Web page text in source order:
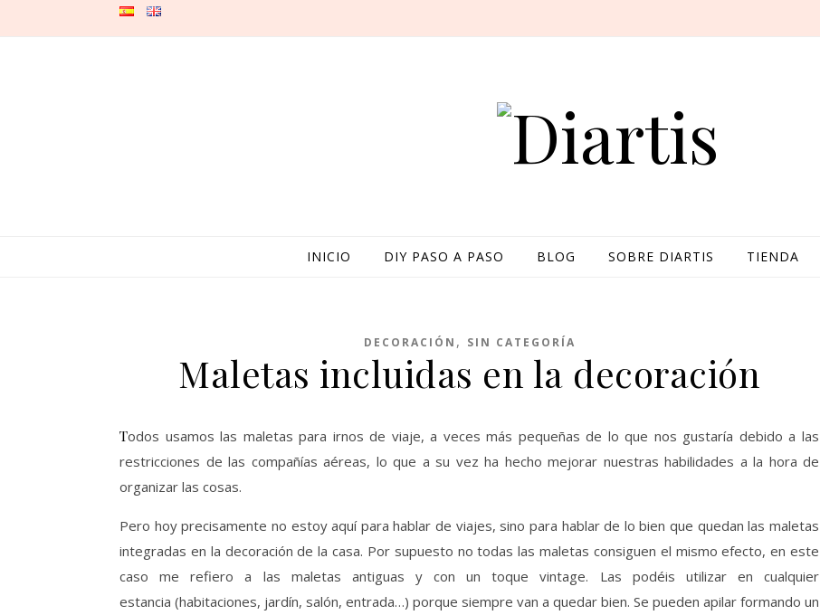
INICIO DIY PASO A PASO BLOG SOBRE DIARTIS TIENDA
DECORACIÓN , SIN CATEGORÍA
Maletas incluidas en la decoración
Todos usamos las maletas para irnos de viaje, a veces más pequeñas de lo que nos gustaría debido a las
restricciones de las compañías aéreas, lo que a su vez ha hecho mejorar nuestras habilidades a la hora de
organizar las cosas.
Pero hoy precisamente no estoy aquí para hablar de viajes, sino para hablar de lo bien que quedan las maletas
integradas en la decoración de la casa. Por supuesto no todas las maletas consiguen el mismo efecto, en este
caso me refiero a las maletas antiguas y con un toque vintage. Las podéis utilizar en cualquier
estancia (habitaciones, jardín, salón, entrada…) porque siempre van a quedar bien. Se pueden apilar formando un